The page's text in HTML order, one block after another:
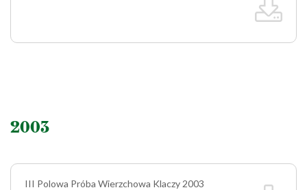
2003
III Polowa Próba Wierzchowa Klaczy 2003